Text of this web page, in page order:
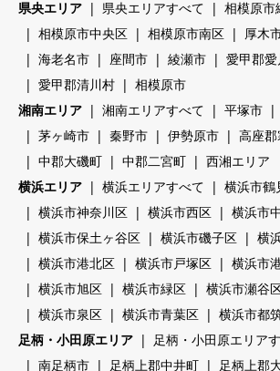
県央エリア
県央エリアすべて
相模原市
相模原市中央区
相模原市南区 厚木
海老名市
座間市 綾瀬市
愛甲郡
愛甲郡清川村
相模原市
湘南エリア
湘南エリアすべて 平塚市
茅ヶ崎市
秦野市 伊勢原市
高座
中郡大磯町
中郡二宮町
西湘エリア
横浜エリア
横浜エリアすべて
横浜市鶴
横浜市神奈川区
横浜市西区 横浜市
横浜市保土ヶ谷区
横浜市磯子区
横
横浜市港北区
横浜市戸塚区
横浜市
横浜市旭区
横浜市緑区 横浜市瀬谷
横浜市泉区
横浜市青葉区 横浜市都
足柄・小田原エリア
足柄・小田原エリア
南足柄市
足柄上郡中井町
足柄上郡